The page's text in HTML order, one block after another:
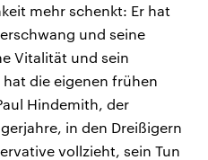
mehr schenkt: Er hat
und seine
Vitalität und sein
die eigenen frühen
Hindemith, der
in den Dreißigern
vollzieht, sein Tun